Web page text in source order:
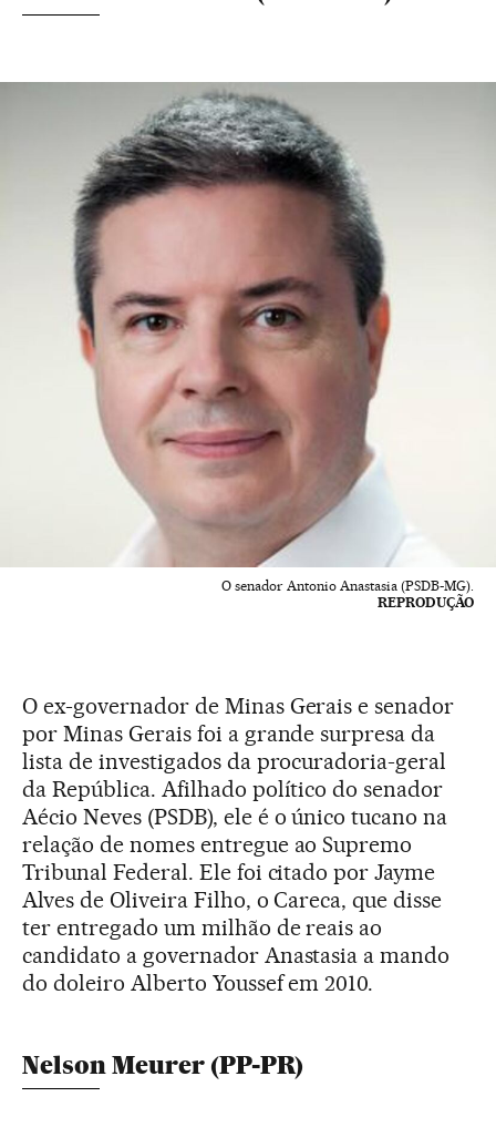
O senador Antonio Anastasia (PSDB-MG).
REPRODUÇÃO
O ex-governador de Minas Gerais e senador
por Minas Gerais foi a grande surpresa da
lista de investigados da procuradoria-geral
da República. Afilhado político do senador
Aécio Neves (PSDB), ele é o único tucano na
relação de nomes entregue ao Supremo
Tribunal Federal. Ele foi citado por Jayme
Alves de Oliveira Filho, o Careca, que disse
ter entregado um milhão de reais ao
candidato a governador Anastasia a mando
do doleiro Alberto Youssef em 2010.
Nelson Meurer (PP-PR)